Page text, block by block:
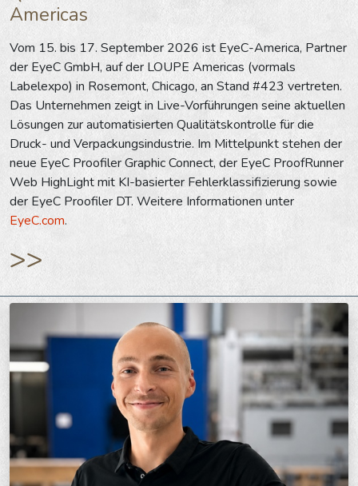
Americas
Vom 15. bis 17. September 2026 ist EyeC-America, Partner
der EyeC GmbH, auf der LOUPE Americas (vormals
Labelexpo) in Rosemont, Chicago, an Stand #423 vertreten.
Das Unternehmen zeigt in Live-Vorführungen seine aktuellen
Lösungen zur automatisierten Qualitätskontrolle für die
Druck- und Verpackungsindustrie. Im Mittelpunkt stehen der
neue EyeC Proofiler Graphic Connect, der EyeC ProofRunner
Web HighLight mit KI-basierter Fehlerklassifizierung sowie
der EyeC Proofiler DT. Weitere Informationen unter
EyeC.com.
>>